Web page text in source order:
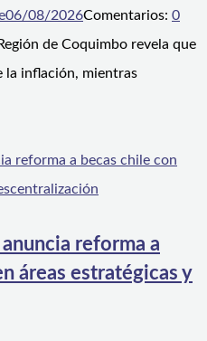
06/08/2026Comentarios: 0
de Coquimbo revela que
la inflación, mientras
reforma a
áreas estratégicas y